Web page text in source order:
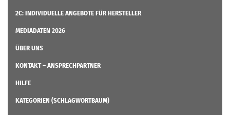
2C: INDIVIDUELLE ANGEBOTE FÜR HERSTELLER
MEDIADATEN 2026
ÜBER UNS
KONTAKT – ANSPRECHPARTNER
HILFE
KATEGORIEN (SCHLAGWORTBAUM)